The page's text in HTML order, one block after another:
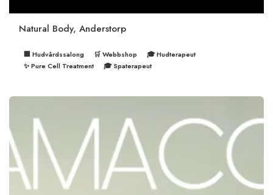
Natural Body, Anderstorp
🏢 Hudvårdssalong 🛒 Webbshop
🎓 Hudterapeut
✨ Pure Cell Treatment
🎓 Spaterapeut